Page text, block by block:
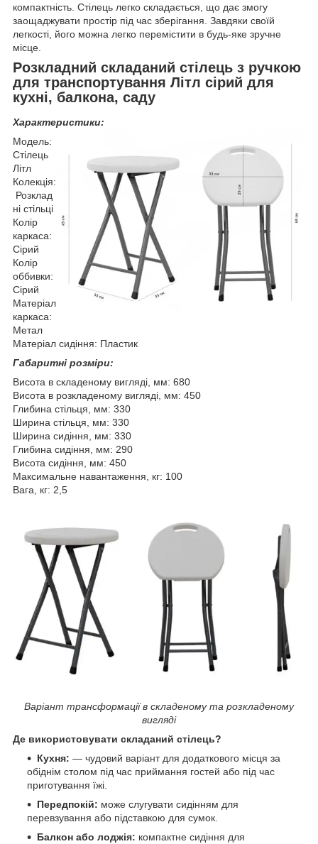
компактність. Стілець легко складається, що дає змогу
заощаджувати простір під час зберігання. Завдяки своїй
легкості, його можна легко перемістити в будь-яке зручне
місце.
Розкладний складаний стілець з ручкою
для транспортування Літл сірий для
кухні, балкона, саду
Характеристики:
Модель:
Стілець
Літл
Колекція:
Розклад
ні стільці
Колір
каркаса:
Сірий
Колір
оббивки:
Сірий
Матеріал
каркаса:
Метал
Матеріал сидіння: Пластик
Габаритні розміри:
Висота в складеному вигляді, мм: 680
Висота в розкладеному вигляді, мм: 450
Глибина стільця, мм: 330
Ширина стільця, мм: 330
Ширина сидіння, мм: 330
Глибина сидіння, мм: 290
Висота сидіння, мм: 450
Максимальне навантаження, кг: 100
Вага, кг: 2,5
Варіант трансформації в складеному та розкладеному
вигляді
Де використовувати складаний стілець?
Кухня: — чудовий варіант для додаткового місця за
обіднім столом під час приймання гостей або під час
приготування їжі.
Передпокій: може слугувати сидінням для
перевзування або підставкою для сумок.
Балкон або лоджія: компактне сидіння для